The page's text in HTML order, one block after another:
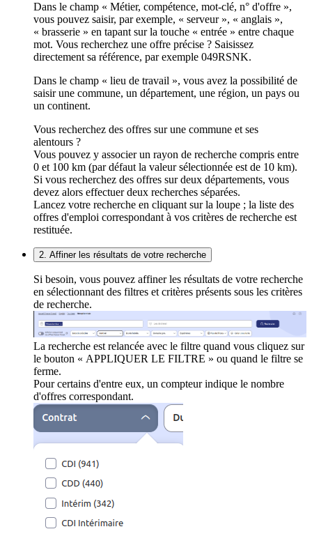
Dans le champ « Métier, compétence, mot-clé, n° d'offre »,
vous pouvez saisir, par exemple, « serveur », « anglais »,
« brasserie » en tapant sur la touche « entrée » entre chaque
mot. Vous recherchez une offre précise ? Saisissez
directement sa référence, par exemple 049RSNK.
Dans le champ « lieu de travail », vous avez la possibilité de
saisir une commune, un département, une région, un pays ou
un continent.
Vous recherchez des offres sur une commune et ses
alentours ?
Vous pouvez y associer un rayon de recherche compris entre
0 et 100 km (par défaut la valeur sélectionnée est de 10 km).
Si vous recherchez des offres sur deux départements, vous
devez alors effectuer deux recherches séparées.
Lancez votre recherche en cliquant sur la loupe ; la liste des
offres d'emploi correspondant à vos critères de recherche est
restituée.
2. Affiner les résultats de votre recherche
Si besoin, vous pouvez affiner les résultats de votre recherche
en sélectionnant des filtres et critères présents sous les critères
de recherche.
La recherche est relancée avec le filtre quand vous cliquez sur
le bouton « APPLIQUER LE FILTRE » ou quand le filtre se
ferme.
Pour certains d'entre eux, un compteur indique le nombre
d'offres correspondant.